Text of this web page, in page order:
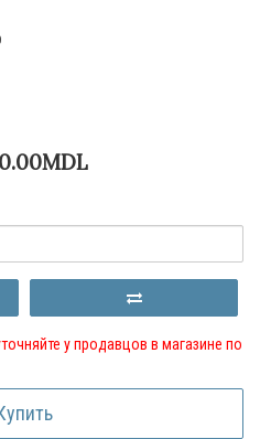
у продавцов в магазине по